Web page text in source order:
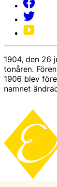
1904, den 26
tonåren.
1906 blev
namnet